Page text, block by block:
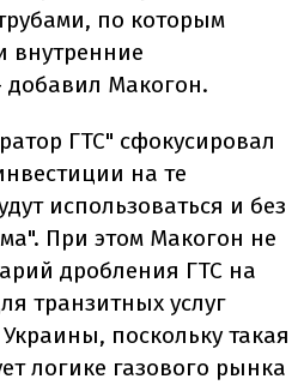
по которым
внутренние
добавил Макогон.
ГТС" сфокусировал
на те
использоваться и без
При этом Макогон не
дробления ГТС на
транзитных услуг
поскольку такая
логике газового рынка